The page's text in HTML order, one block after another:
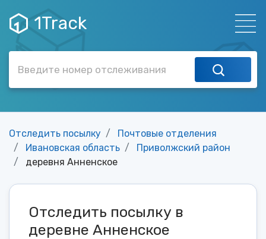
1Track
Отследить посылку
Почтовые отделения
Ивановская область
Приволжский район
деревня Анненское
Отследить посылку в
деревне Анненское